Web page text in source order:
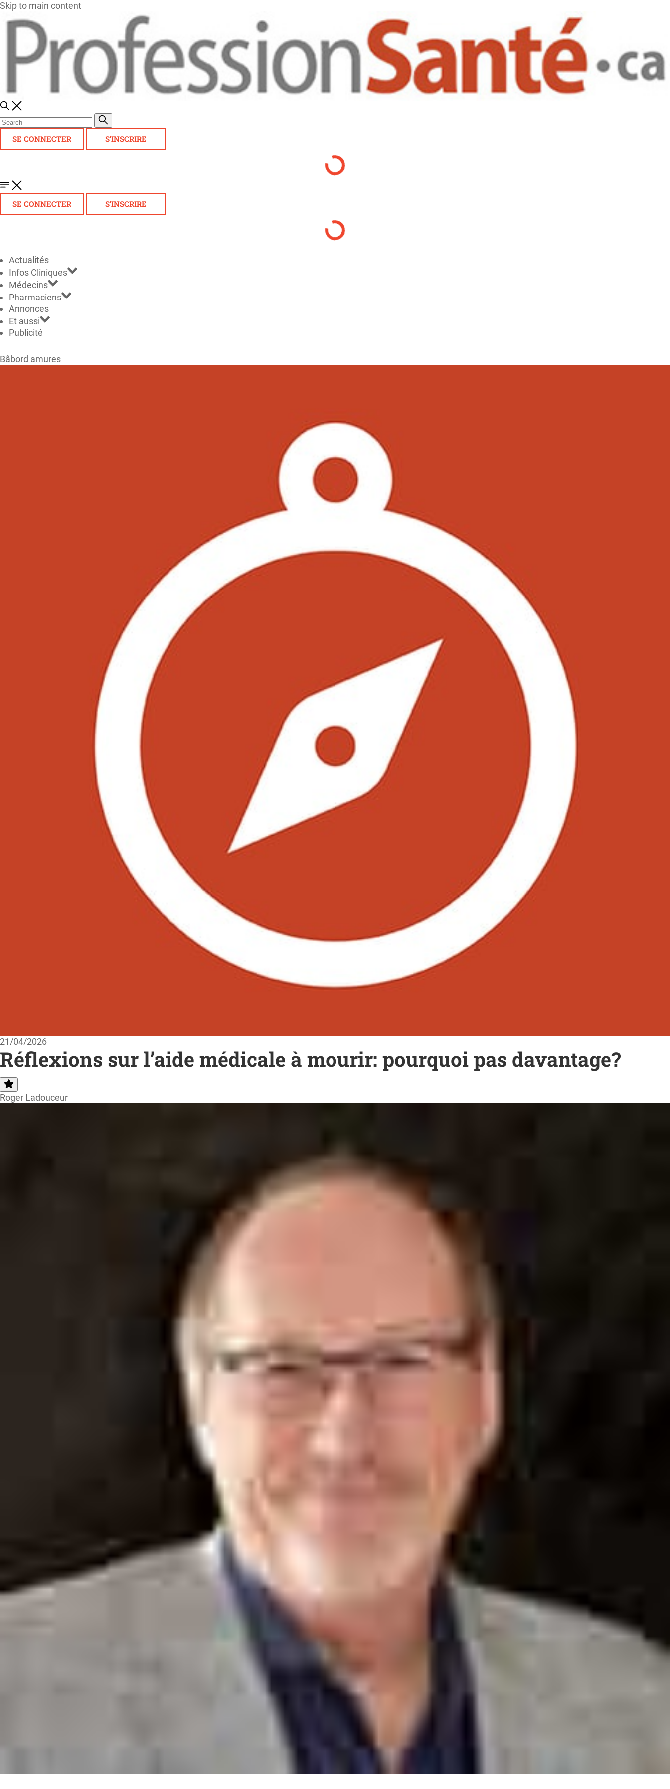
Skip to main content
SE CONNECTER S'INSCRIRE
SE CONNECTER S'INSCRIRE
Actualités
Infos Cliniques
Médecins
Pharmaciens
Annonces
Et aussi
Publicité
Bâbord amures
21/04/2026
Réflexions sur l’aide médicale à mourir: pourquoi pas davantage?
Roger Ladouceur